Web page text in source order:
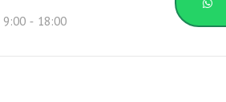
9:00 - 18:00